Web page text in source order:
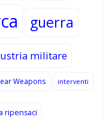
guerra
militare
Weapons interventi
ripensaci